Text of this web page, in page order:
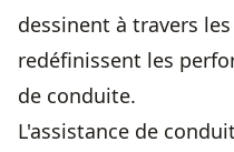
dessinent à travers
redéfinissent les
de conduite.
L'assistance de